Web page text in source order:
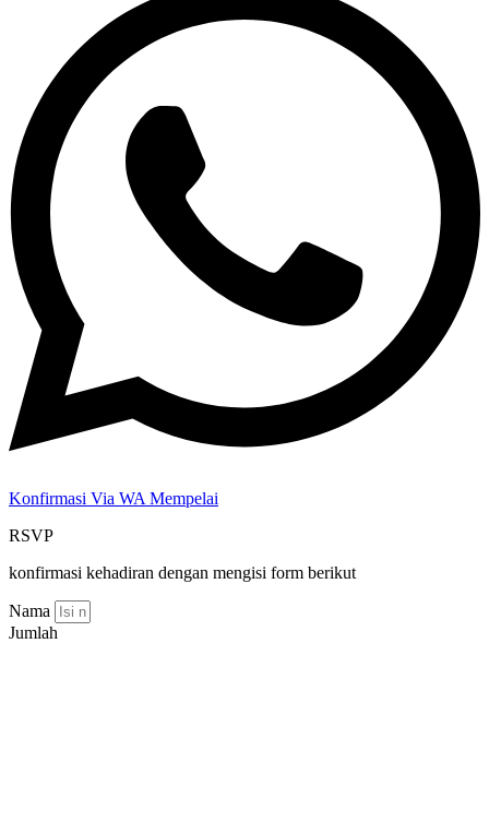
Konfirmasi Via WA Mempelai
RSVP
konfirmasi kehadiran dengan mengisi form berikut
Nama
Jumlah